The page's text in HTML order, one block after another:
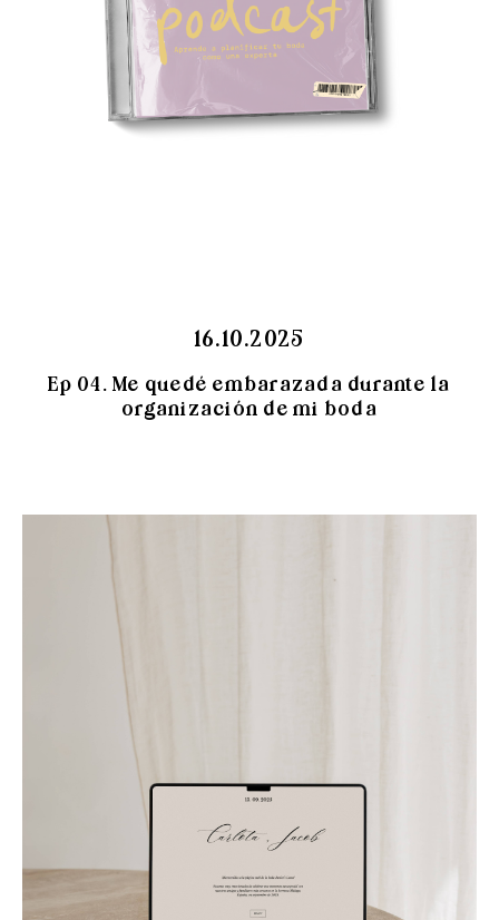
16.10.2025
Ep 04. Me quedé embarazada durante la
organización de mi boda